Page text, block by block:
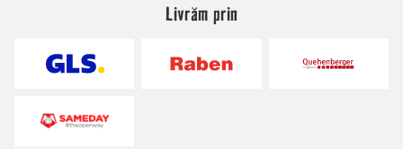
Livrăm prin